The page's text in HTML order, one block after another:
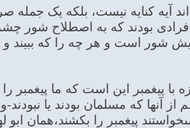
اند آیه کنایه نیست، بلکه یک
بودند که به اصطلاح شور
شور است و هر چه را که ببیند و
با پیغمبر این است که ما
آنها که مسلمان بودند یا
پیغمبر را بکشند،همان